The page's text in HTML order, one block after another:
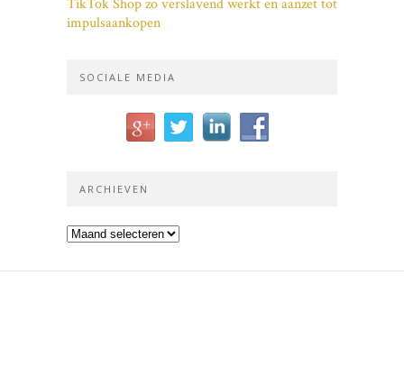
TikTok Shop zo verslavend werkt en aanzet tot
impulsaankopen
SOCIALE MEDIA
ARCHIEVEN
Archieven